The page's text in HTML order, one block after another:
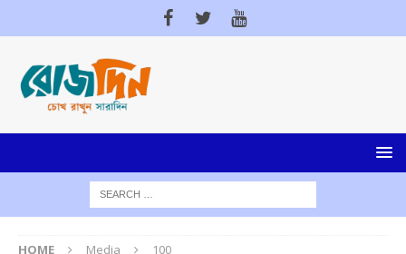
HOME Media 100